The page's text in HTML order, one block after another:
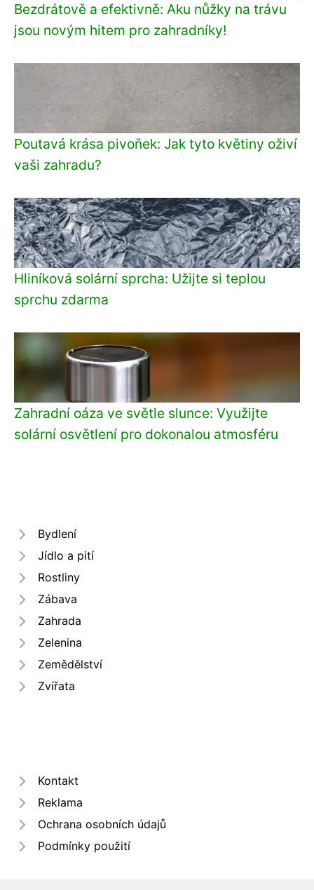
Bezdrátově a efektivně: Aku nůžky na trávu
jsou novým hitem pro zahradníky!
Poutavá krása pivoňek: Jak tyto květiny oživí
vaši zahradu?
Hliníková solární sprcha: Užijte si teplou
sprchu zdarma
Zahradní oáza ve světle slunce: Využijte
solární osvětlení pro dokonalou atmosféru
Bydlení
Jídlo a pití
Rostliny
Zábava
Zahrada
Zelenina
Zemědělství
Zvířata
Kontakt
Reklama
Ochrana osobních údajů
Podmínky použití